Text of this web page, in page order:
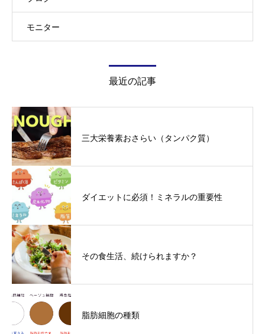
モニター
最近の記事
三大栄養素おさらい（タンパク質）
ダイエットに必須！ミネラルの重要性
その食生活、続けられますか？
脂肪細胞の種類